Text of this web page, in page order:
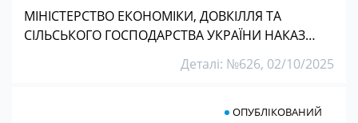
МІНІСТЕРСТВО ЕКОНОМІКИ, ДОВКІЛЛЯ ТА
СІЛЬСЬКОГО ГОСПОДАРСТВА УКРАЇНИ НАКАЗ…
Деталі: №626, 02/10/2025
ОПУБЛІКОВАНИЙ